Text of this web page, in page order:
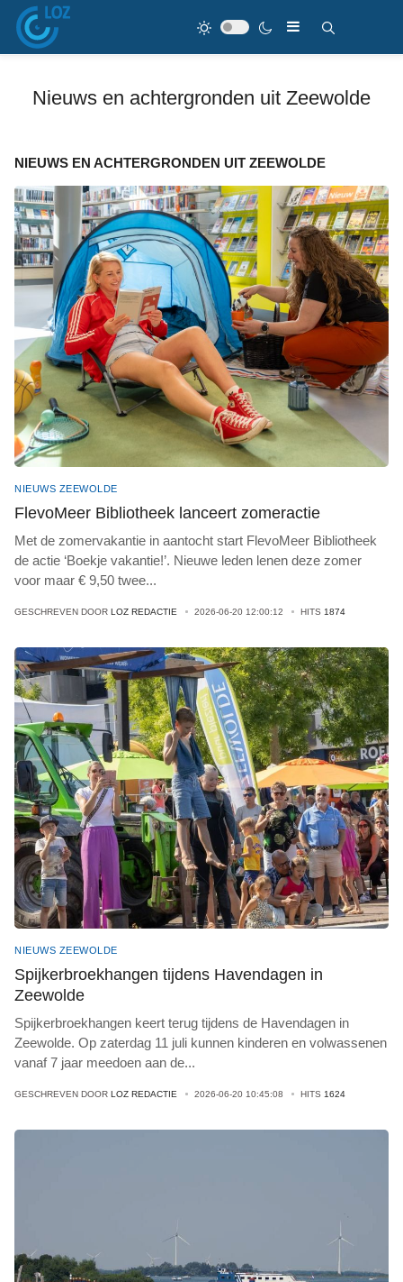
Nieuws en achtergronden uit Zeewolde
NIEUWS EN ACHTERGRONDEN UIT ZEEWOLDE
NIEUWS ZEEWOLDE
FlevoMeer Bibliotheek lanceert zomeractie
Met de zomervakantie in aantocht start FlevoMeer Bibliotheek
de actie ‘Boekje vakantie!’. Nieuwe leden lenen deze zomer
voor maar € 9,50 twee...
GESCHREVEN DOOR LOZ REDACTIE 2026-06-20 12:00:12 HITS 1874
NIEUWS ZEEWOLDE
Spijkerbroekhangen tijdens Havendagen in
Zeewolde
Spijkerbroekhangen keert terug tijdens de Havendagen in
Zeewolde. Op zaterdag 11 juli kunnen kinderen en volwassenen
vanaf 7 jaar meedoen aan de...
GESCHREVEN DOOR LOZ REDACTIE 2026-06-20 10:45:08 HITS 1624